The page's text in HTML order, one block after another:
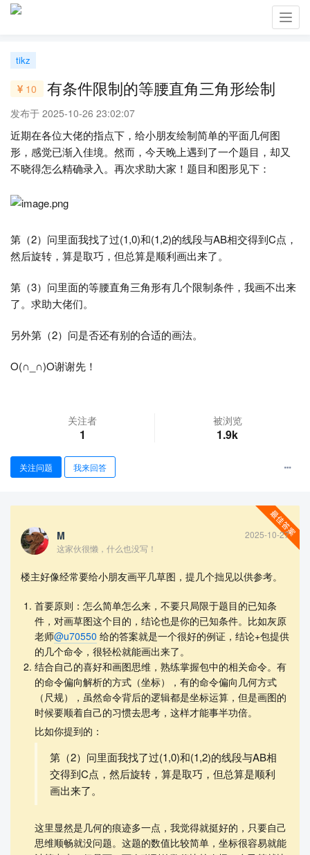
tikz
10 有条件限制的等腰直角三角形绘制
发布于 2025-10-26 23:02:07
近期在各位大佬的指点下，给小朋友绘制简单的平面几何图
形，感觉已渐入佳境。然而，今天晚上遇到了一个题目，却又
不晓得怎么精确录入。再次求助大家！题目和图形见下：
第（2）问里面我找了过(1,0)和(1,2)的线段与AB相交得到C点，
然后旋转，算是取巧，但总算是顺利画出来了。
第（3）问里面的等腰直角三角形有几个限制条件，我画不出来
了。求助大佬们。
另外第（2）问是否还有别的合适的画法。
O(∩_∩)O谢谢先！
关注者
1
被浏览
1.9k
关注问题 我来回答
M
2025-10-27
这家伙很懒，什么也没写！
楼主好像经常要给小朋友画平几草图，提几个拙见以供参考。
首要原则：怎么简单怎么来，不要只局限于题目的已知条
件，对画草图这个目的，结论也是你的已知条件。比如灰原
老师@u70550 给的答案就是一个很好的例证，结论+包提供
的几个命令，很轻松就能画出来了。
结合自己的喜好和画图思维，熟练掌握包中的相关命令。有
的命令偏向解析的方式（坐标），有的命令偏向几何方式
（尺规），虽然命令背后的逻辑都是坐标运算，但是画图的
时候要顺着自己的习惯去思考，这样才能事半功倍。
比如你提到的：
第（2）问里面我找了过(1,0)和(1,2)的线段与AB相
交得到C点，然后旋转，算是取巧，但总算是顺利
画出来了。
这里显然是几何的痕迹多一点，我觉得就挺好的，只要自己
思维顺畅就没问题。这题的数值比较简单，坐标很容易就能